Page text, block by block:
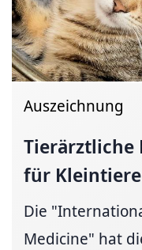
Auszeichnung
Tierärztliche
für
Die
Medicine" hat